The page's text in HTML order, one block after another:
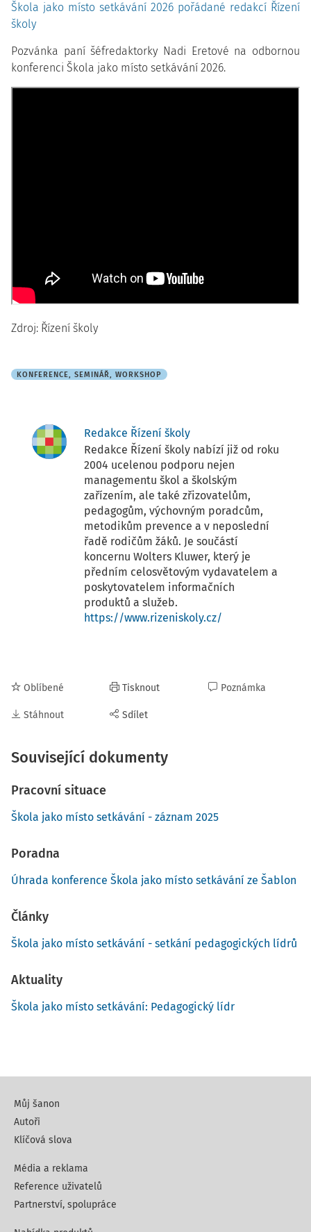
Škola jako místo setkávání 2026 pořádané redakcí Řízení
školy
Pozvánka paní šéfredaktorky Nadi Eretové na odbornou
konferenci Škola jako místo setkávání 2026.
Zdroj: Řízení školy
KONFERENCE, SEMINÁŘ, WORKSHOP
Redakce Řízení školy
Redakce Řízení školy nabízí již od roku
2004 ucelenou podporu nejen
managementu škol a školským
zařízením, ale také zřizovatelům,
pedagogům, výchovným poradcům,
metodikům prevence a v neposlední
řadě rodičům žáků. Je součástí
koncernu Wolters Kluwer, který je
předním celosvětovým vydavatelem a
poskytovatelem informačních
produktů a služeb.
https://www.rizeniskoly.cz/
Oblíbené
Stáhnout
Tisknout
Sdílet
Poznámka
Související dokumenty
Pracovní situace
Škola jako místo setkávání - záznam 2025
Poradna
Úhrada konference Škola jako místo setkávání ze Šablon
Články
Škola jako místo setkávání - setkání pedagogických lídrů
Aktuality
Škola jako místo setkávání: Pedagogický lídr
Můj šanon
Autoři
Klíčová slova
Média a reklama
Reference uživatelů
Partnerství, spolupráce